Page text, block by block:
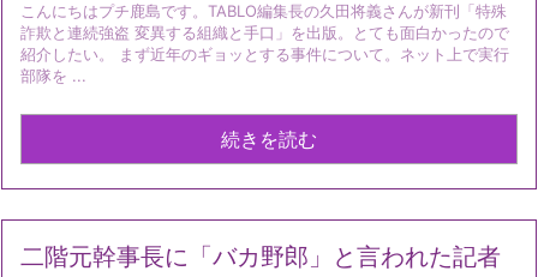
こんにちはプチ鹿島です。TABLO編集長の久田将義さんが新刊「特殊
詐欺と連続強盗 変異する組織と手口」を出版。とても面白かったので
紹介したい。 まず近年のギョッとする事件について。ネット上で実行
部隊を ...
続きを読む
二階元幹事長に「バカ野郎」と言われた記者